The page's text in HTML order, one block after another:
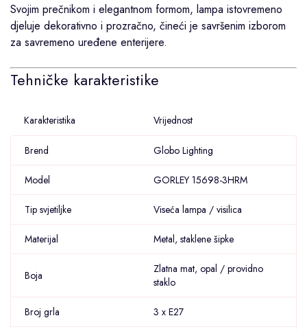
Svojim prečnikom i elegantnom formom, lampa istovremeno
djeluje dekorativno i prozračno, čineći je savršenim izborom
za savremeno uređene enterijere.
Tehničke karakteristike
Karakteristika Vrijednost
Brend Globo Lighting
Model GORLEY 15698-3HRM
Tip svjetiljke Viseća lampa / visilica
Materijal Metal, staklene šipke
Boja
Zlatna mat, opal / providno
staklo
Broj grla 3 x E27